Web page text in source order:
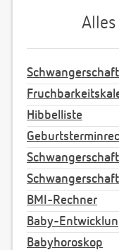
Hibbelliste
BMI-Rechner
Baby-
Babyhoroskop